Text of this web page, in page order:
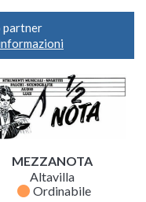
partner
MEZZANOTA
Altavilla
fiber_manual_record Ordinabile